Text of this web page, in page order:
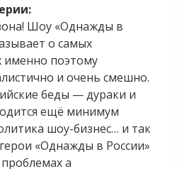
Шоу «Однажды в
о самых
именно поэтому
и очень смешно.
беды — дураки и
ещё минимум
шоу-бизнес… и так
«Однажды в России»
а